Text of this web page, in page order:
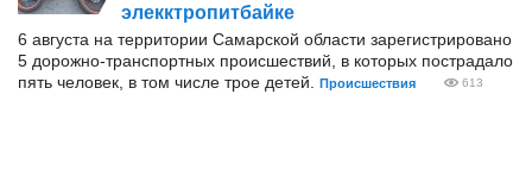
элекктропитбайке
6 августа на территории Самарской области зарегистрировано
5 дорожно-транспортных происшествий, в которых пострадало
пять человек, в том числе трое детей.
Происшествия 613